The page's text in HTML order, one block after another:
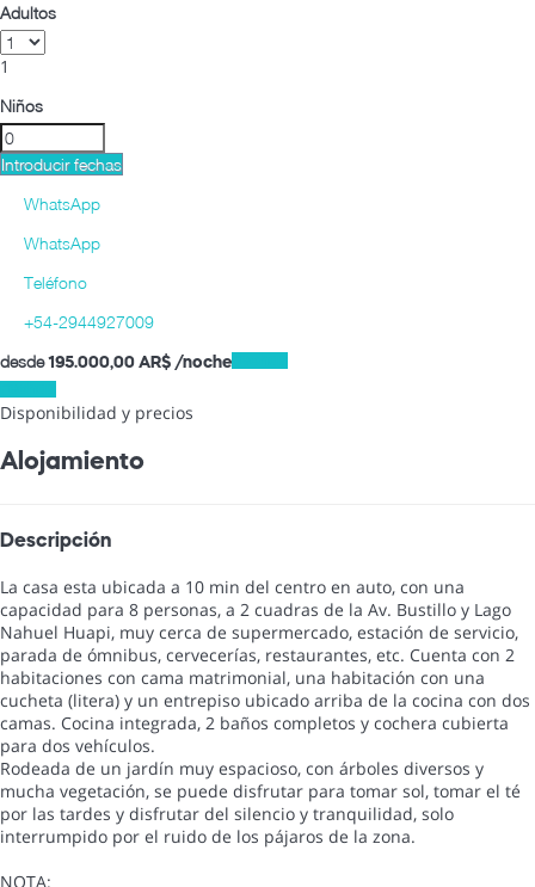
Adultos
1
Niños
Introducir fechas
WhatsApp
WhatsApp
Teléfono
+54-2944927009
desde195.000,00 AR$ /noche
Disponibilidad y precios
Alojamiento
Descripción
La casa esta ubicada a 10 min del centro en auto, con una
capacidad para 8 personas, a 2 cuadras de la Av. Bustillo y Lago
Nahuel Huapi, muy cerca de supermercado, estación de servicio,
parada de ómnibus, cervecerías, restaurantes, etc. Cuenta con 2
habitaciones con cama matrimonial, una habitación con una
cucheta (litera) y un entrepiso ubicado arriba de la cocina con dos
camas. Cocina integrada, 2 baños completos y cochera cubierta
para dos vehículos.
Rodeada de un jardín muy espacioso, con árboles diversos y
mucha vegetación, se puede disfrutar para tomar sol, tomar el té
por las tardes y disfrutar del silencio y tranquilidad, solo
interrumpido por el ruido de los pájaros de la zona.
NOTA: